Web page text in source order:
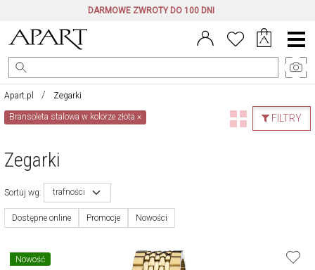
DARMOWE ZWROTY DO 100 DNI
Menu
główne
Apart.pl Zegarki
FILTRY
Bransoleta stalowa w kolorze złota×
Zegarki
Sortuj wg: trafności
Dostępne online Promocje Nowości
Nowość